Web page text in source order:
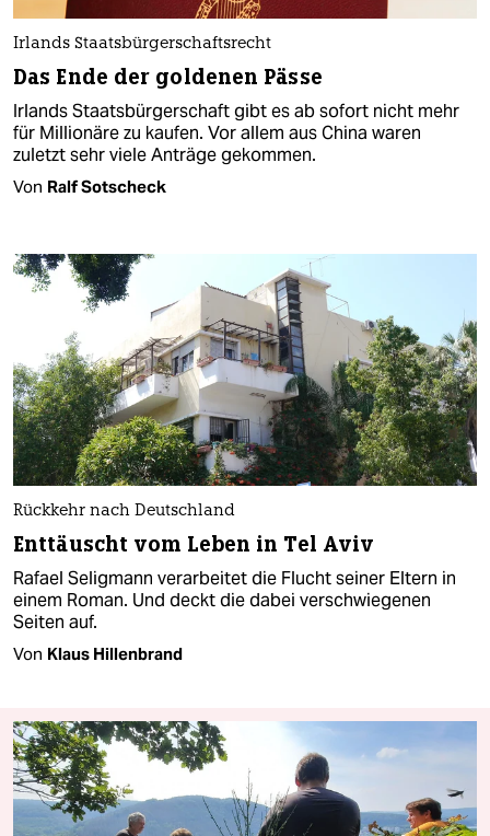
Irlands Staatsbürgerschaftsrecht
Das Ende der goldenen Pässe
Irlands Staatsbürgerschaft gibt es ab sofort nicht mehr
für Millionäre zu kaufen. Vor allem aus China waren
zuletzt sehr viele Anträge gekommen.
Von Ralf Sotscheck
Rückkehr nach Deutschland
Enttäuscht vom Leben in Tel Aviv
Rafael Seligmann verarbeitet die Flucht seiner Eltern in
einem Roman. Und deckt die dabei verschwiegenen
Seiten auf.
Von Klaus Hillenbrand